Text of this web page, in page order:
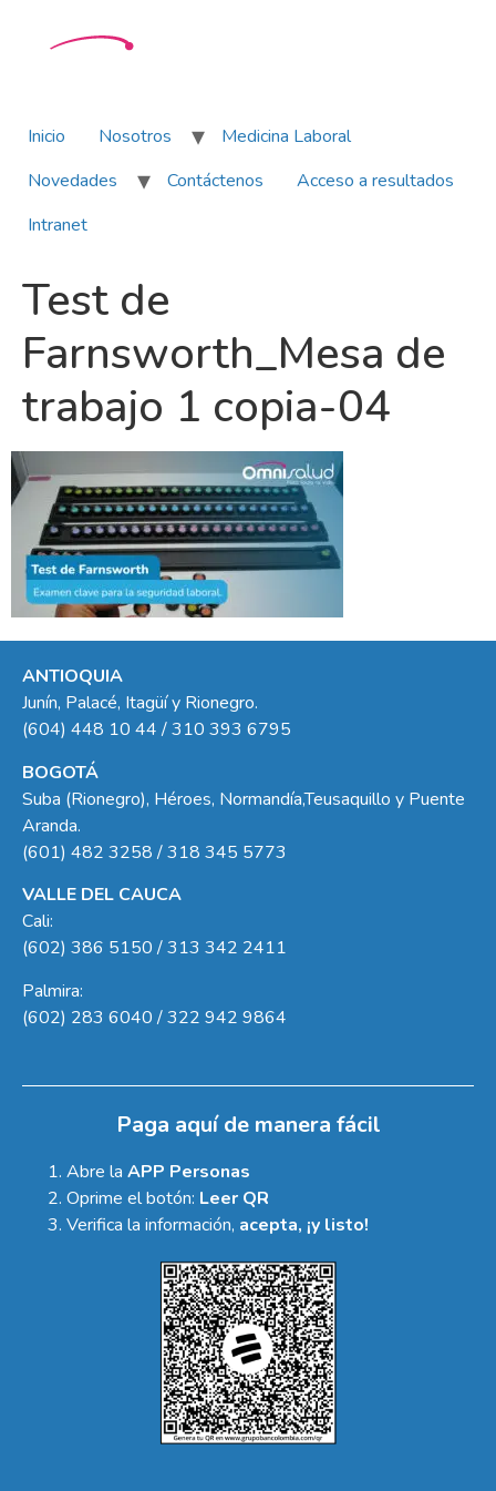
Inicio Nosotros
Medicina Laboral
Novedades
Contáctenos
Acceso a resultados
Intranet
Test de
Farnsworth_Mesa de
trabajo 1 copia-04
ANTIOQUIA
Junín, Palacé, Itagüí y Rionegro.
(604) 448 10 44 / 310 393 6795
BOGOTÁ
Suba (Rionegro), Héroes, Normandía,Teusaquillo y Puente
Aranda.
(601) 482 3258 / 318 345 5773
VALLE DEL CAUCA
Cali:
(602) 386 5150 / 313 342 2411
Palmira:
(602) 283 6040 / 322 942 9864
Paga aquí de manera fácil
Abre la APP Personas
Oprime el botón: Leer QR
Verifica la información, acepta, ¡y listo!